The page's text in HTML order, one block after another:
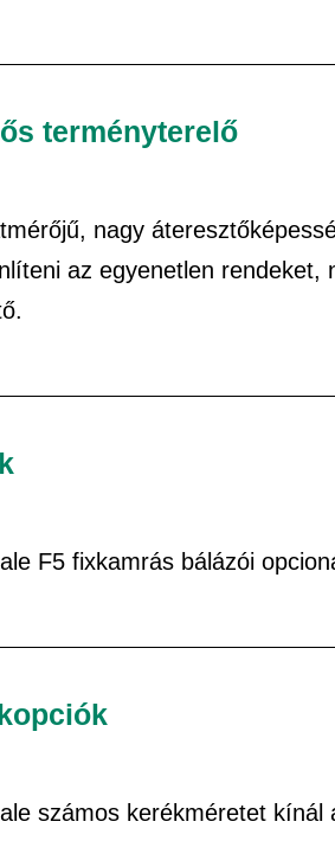
terményterelő
nagy
az egyenetlen
F5 fixkamrás bálázói
számos kerékméretet kínál